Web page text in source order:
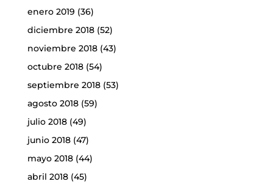
enero 2019 (36)
diciembre 2018(52)
noviembre 2018(43)
octubre 2018(54)
septiembre 2018(53)
agosto 2018(59)
julio 2018(49)
junio 2018(47)
mayo 2018(44)
abril 2018(45)